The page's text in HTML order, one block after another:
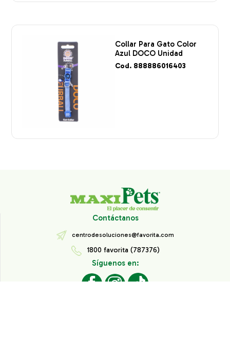
Collar Para Gato Color
Azul DOCO Unidad
Cod. 888886016403
Contáctanos
centrodesoluciones@favorita.com
1800 favorita (787376)
Síguenos en: